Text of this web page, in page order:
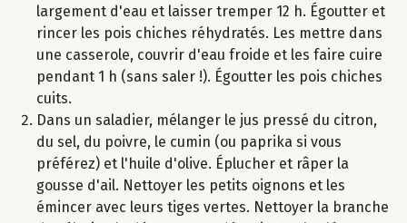
largement d'eau et laisser tremper 12 h. Égoutter et
rincer les pois chiches réhydratés. Les mettre dans
une casserole, couvrir d'eau froide et les faire cuire
pendant 1 h (sans saler !). Égoutter les pois chiches
cuits.
Dans un saladier, mélanger le jus pressé du citron,
du sel, du poivre, le cumin (ou paprika si vous
préférez) et l'huile d'olive. Éplucher et râper la
gousse d'ail. Nettoyer les petits oignons et les
émincer avec leurs tiges vertes. Nettoyer la branche